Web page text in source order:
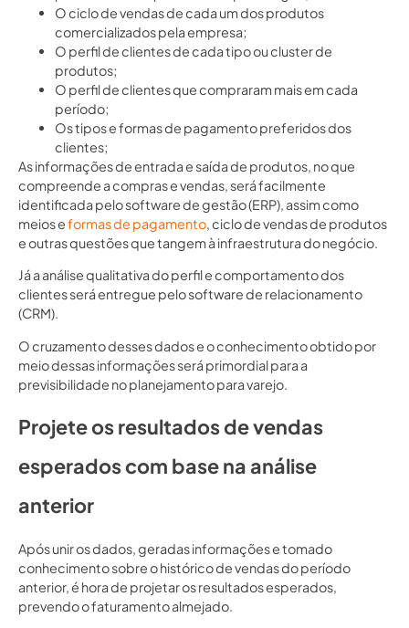
O ciclo de vendas de cada um dos produtos
comercializados pela empresa;
O perfil de clientes de cada tipo ou cluster de
produtos;
O perfil de clientes que compraram mais em cada
período;
Os tipos e formas de pagamento preferidos dos
clientes;
As informações de entrada e saída de produtos, no que
compreende a compras e vendas, será facilmente
identificada pelo software de gestão (ERP), assim como
meios eformas de pagamento, ciclo de vendas de produtos
e outras questões que tangem à infraestrutura do negócio.
Já a análise qualitativa do perfil e comportamento dos
clientes será entregue pelo software de relacionamento
(CRM).
O cruzamento desses dados e o conhecimento obtido por
meio dessas informações será primordial para a
previsibilidade no planejamento para varejo.
Projete os resultados de vendas
esperados com base na análise
anterior
Após unir os dados, geradas informações e tomado
conhecimento sobre o histórico de vendas do período
anterior, é hora de projetar os resultados esperados,
prevendo o faturamento almejado.